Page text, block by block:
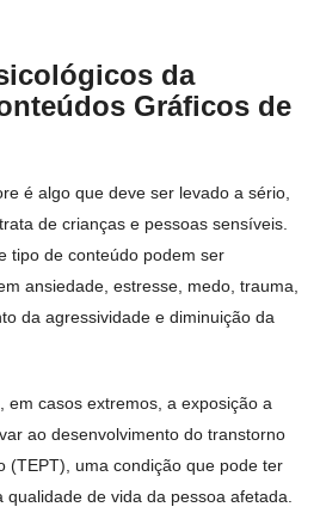
da
Gráficos de
é algo que deve ser levado a sério,
de crianças e pessoas sensíveis.
tipo de conteúdo podem ser
ansiedade, estresse, medo, trauma,
da agressividade e diminuição da
em casos extremos, a exposição a
ao desenvolvimento do transtorno
(TEPT), uma condição que pode ter
de vida da pessoa afetada.